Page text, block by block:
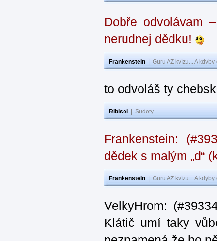
Dobře odvolávam
nerudnej dědku!
Frankenstein Guru AZ kvízu... A
to odvoláš ty
Ribisel Sudety
Frankenstein:
dědek s malým „d“
Frankenstein Guru AZ kvízu... A
VelkyHrom:
Klátič umí taky